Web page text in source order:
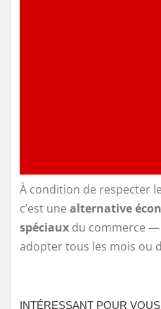
À condition de respecter
c’est une alternative
spéciaux du commerce —
adopter tous les mois ou